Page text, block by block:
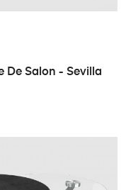
De Salon - Sevilla